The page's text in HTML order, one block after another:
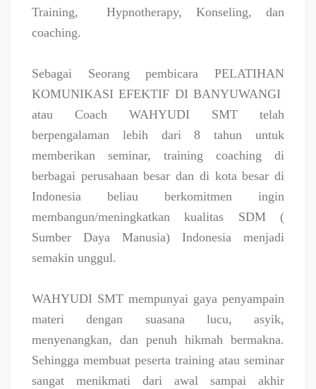
Training,
Hypnotherapy, Konseling, dan
coaching.
Sebagai Seorang pembicara PELATIHAN
KOMUNIKASI EFEKTIF DI BANYUWANGI
atau Coach WAHYUDI SMT telah
berpengalaman lebih dari 8 tahun untuk
memberikan seminar, training coaching di
berbagai perusahaan besar dan di kota besar di
Indonesia beliau berkomitmen ingin
membangun/meningkatkan kualitas SDM (
Sumber Daya Manusia) Indonesia menjadi
semakin unggul.
WAHYUDI SMT mempunyai gaya penyampain
materi dengan suasana lucu, asyik,
menyenangkan, dan penuh hikmah bermakna.
Sehingga membuat peserta training atau seminar
sangat menikmati dari awal sampai akhir